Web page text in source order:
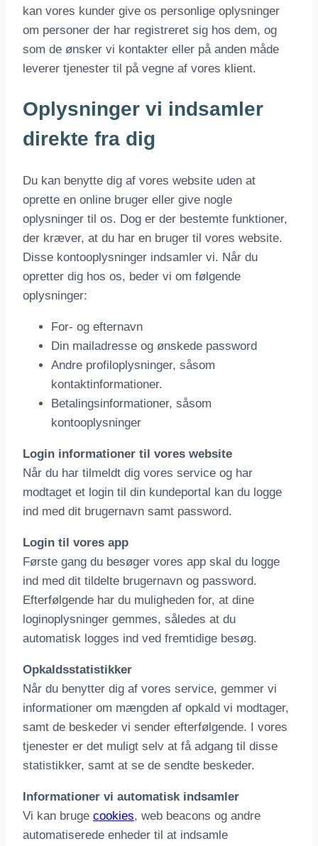
kan vores kunder give os personlige oplysninger
om personer der har registreret sig hos dem, og
som de ønsker vi kontakter eller på anden måde
leverer tjenester til på vegne af vores klient.
Oplysninger vi indsamler
direkte fra dig
Du kan benytte dig af vores website uden at
oprette en online bruger eller give nogle
oplysninger til os. Dog er der bestemte funktioner,
der kræver, at du har en bruger til vores website.
Disse kontooplysninger indsamler vi. Når du
opretter dig hos os, beder vi om følgende
oplysninger:
For- og efternavn
Din mailadresse og ønskede password
Andre profiloplysninger, såsom
kontaktinformationer.
Betalingsinformationer, såsom
kontooplysninger
Login informationer til vores website
Når du har tilmeldt dig vores service og har
modtaget et login til din kundeportal kan du logge
ind med dit brugernavn samt password.
Login til vores app
Første gang du besøger vores app skal du logge
ind med dit tildelte brugernavn og password.
Efterfølgende har du muligheden for, at dine
loginoplysninger gemmes, således at du
automatisk logges ind ved fremtidige besøg.
Opkaldsstatistikker
Når du benytter dig af vores service, gemmer vi
informationer om mængden af opkald vi modtager,
samt de beskeder vi sender efterfølgende. I vores
tjenester er det muligt selv at få adgang til disse
statistikker, samt at se de sendte beskeder.
Informationer vi automatisk indsamler
Vi kan bruge cookies, web beacons og andre
automatiserede enheder til at indsamle